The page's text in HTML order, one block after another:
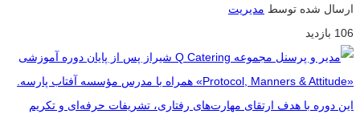
ارسال شده توسط مدیریت
106 بازدید